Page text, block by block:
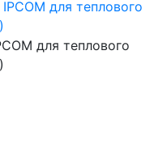
для теплового